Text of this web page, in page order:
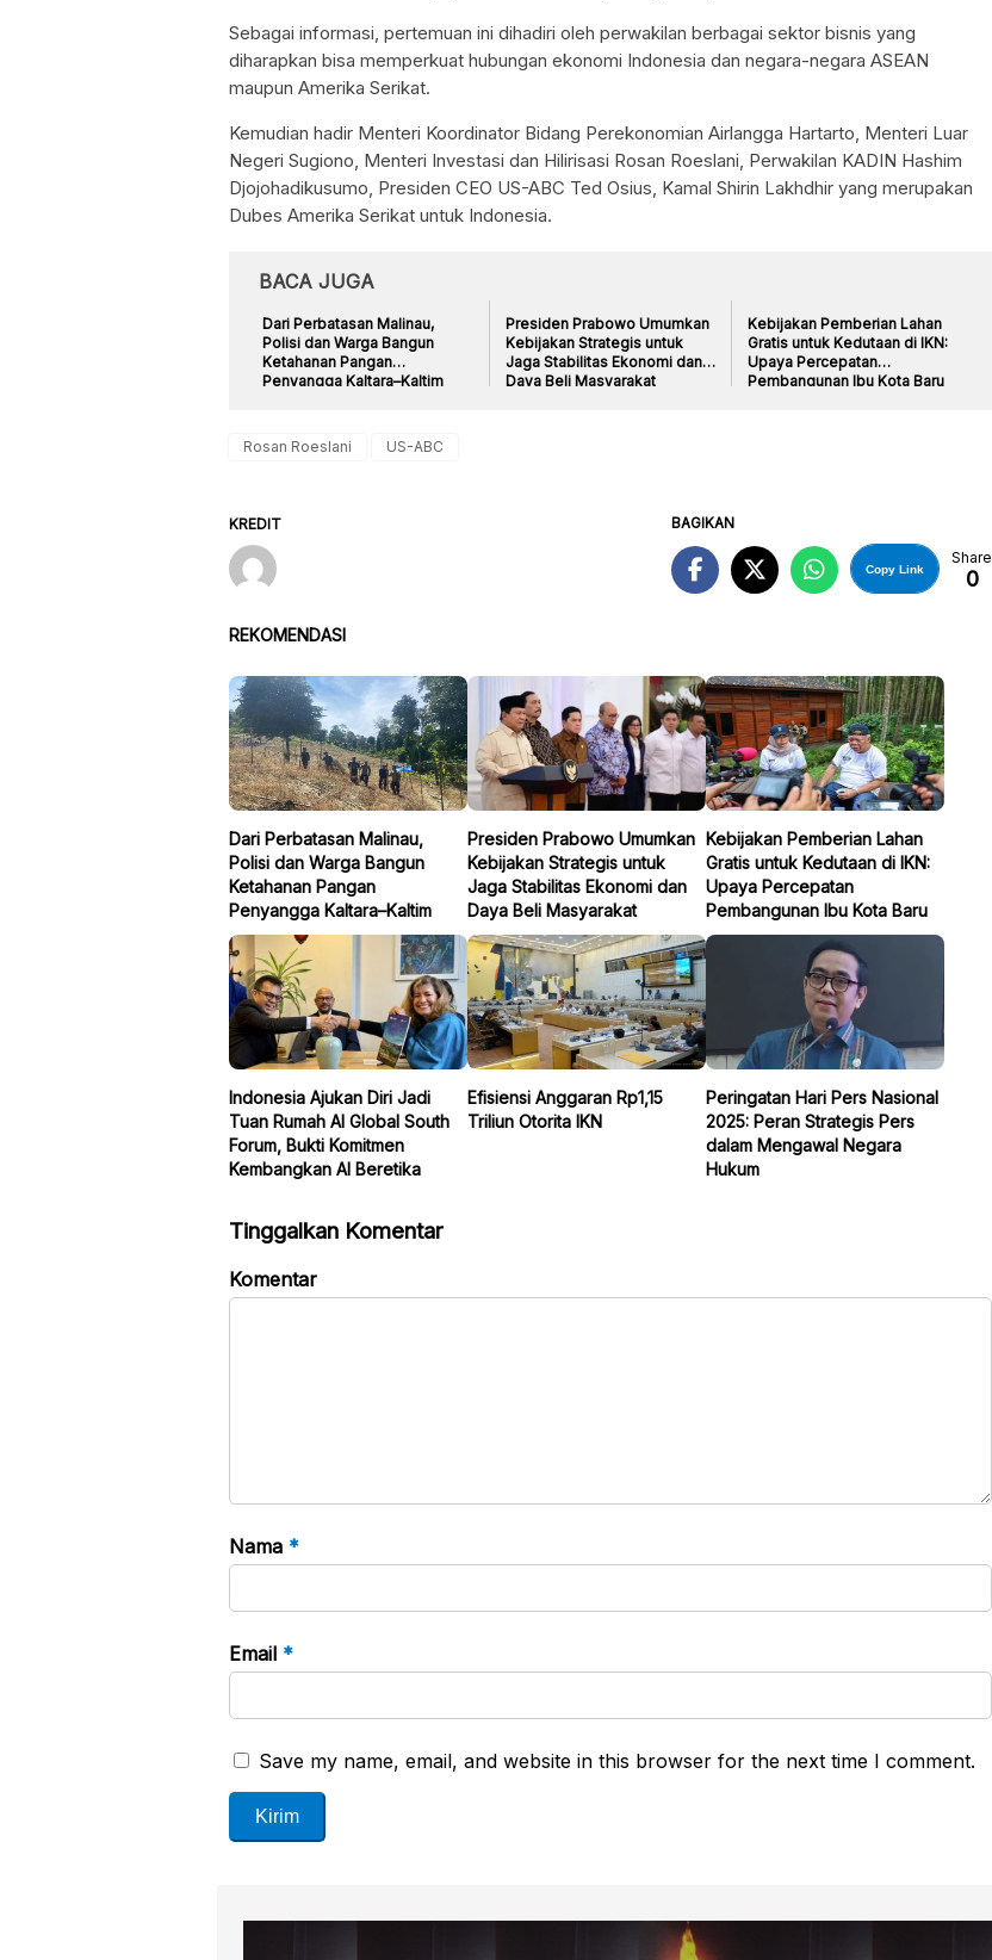
Sebagai informasi, pertemuan ini dihadiri oleh perwakilan berbagai sektor bisnis yang
diharapkan bisa memperkuat hubungan ekonomi Indonesia dan negara-negara ASEAN
maupun Amerika Serikat.
Kemudian hadir Menteri Koordinator Bidang Perekonomian Airlangga Hartarto, Menteri Luar
Negeri Sugiono, Menteri Investasi dan Hilirisasi Rosan Roeslani, Perwakilan KADIN Hashim
Djojohadikusumo, Presiden CEO US-ABC Ted Osius, Kamal Shirin Lakhdhir yang merupakan
Dubes Amerika Serikat untuk Indonesia.
BACA JUGA
Dari Perbatasan Malinau,
Polisi dan Warga Bangun
Ketahanan Pangan
Penyangga Kaltara–Kaltim
Presiden Prabowo Umumkan
Kebijakan Strategis untuk
Jaga Stabilitas Ekonomi dan
Daya Beli Masyarakat
Kebijakan Pemberian Lahan
Gratis untuk Kedutaan di IKN:
Upaya Percepatan
Pembangunan Ibu Kota Baru
Rosan Roeslani US-ABC
KREDIT BAGIKAN
Copy Link
Share
0
REKOMENDASI
Dari Perbatasan Malinau,
Polisi dan Warga Bangun
Ketahanan Pangan
Penyangga Kaltara–Kaltim
Presiden Prabowo Umumkan
Kebijakan Strategis untuk
Jaga Stabilitas Ekonomi dan
Daya Beli Masyarakat
Kebijakan Pemberian Lahan
Gratis untuk Kedutaan di IKN:
Upaya Percepatan
Pembangunan Ibu Kota Baru
Indonesia Ajukan Diri Jadi
Tuan Rumah AI Global South
Forum, Bukti Komitmen
Kembangkan AI Beretika
Efisiensi Anggaran Rp1,15
Triliun Otorita IKN
Peringatan Hari Pers Nasional
2025: Peran Strategis Pers
dalam Mengawal Negara
Hukum
Tinggalkan Komentar
Komentar
Nama *
Email *
Save my name, email, and website in this browser for the next time I comment.